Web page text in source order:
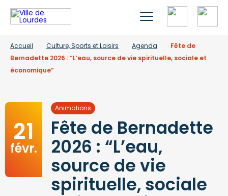
Accueil Culture, Sports et Loisirs Agenda
Fête de
Bernadette 2026 : “L’eau, source de vie spirituelle, sociale et
économique”
21
févr.
Animations
Fête de Bernadette
2026 : “L’eau,
source de vie
spirituelle, sociale